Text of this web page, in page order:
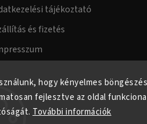
hogy kényelmes
fejlesztve az oldal
További információk
tájékoztató
és fizetés